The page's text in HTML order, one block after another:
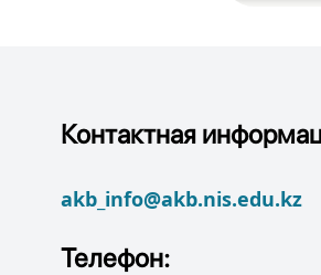
Контактная
akb_info@akb.nis.edu.kz
Телефон: